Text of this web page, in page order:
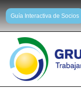
Guía Interactiva de Socios